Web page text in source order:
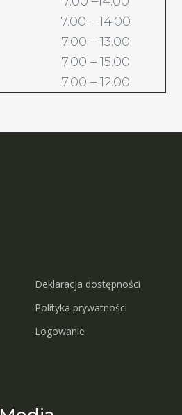
7.00 – 14.00
7.00 – 13.00
7.00 – 15.00
7.00 – 12.00
Deklaracja dostępności
Polityka prywatności
Logowanie